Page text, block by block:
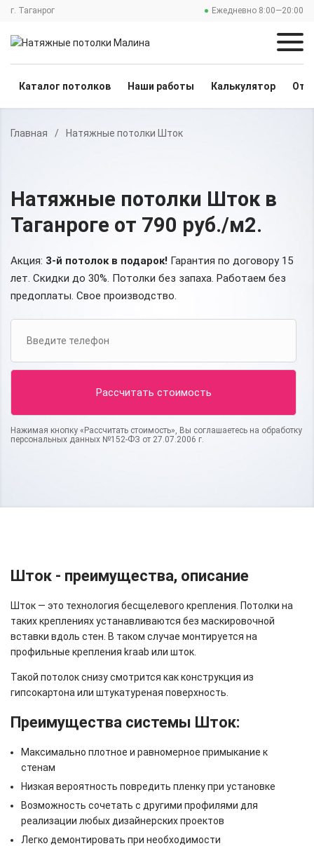
г. Таганрог Ежедневно 8:00—20:00
Каталог потолков Наши работы Калькулятор
Главная / Натяжные потолки Шток
Натяжные потолки Штокв
Таганроге от 790 руб./м2.
Акция: 3-й потолок в подарок! Гарантия по договору 15
лет. Скидки до 30%. Потолки без запаха. Работаем без
предоплаты. Свое производство.
Нажимая кнопку «Рассчитать стоимость», Вы соглашаетесь на обработку
персональных данных №152-ФЗ от 27.07.2006 г.
Шток - преимущества, описание
Шток — это технология бесщелевого крепления. Потолки на
таких креплениях устанавливаются без маскировочной
вставки вдоль стен. В таком случае монтируется на
профильные крепления kraab или шток.
Такой потолок снизу смотрится как конструкция из
гипсокартона или штукатуреная поверхность.
Преимущества системы Шток:
Максимально плотное и равномерное примыкание к
стенам
Низкая вероятность повредить пленку при установке
Возможность сочетать с другими профилями для
реализации любых дизайнерских проектов
Легко демонтировать при необходимости